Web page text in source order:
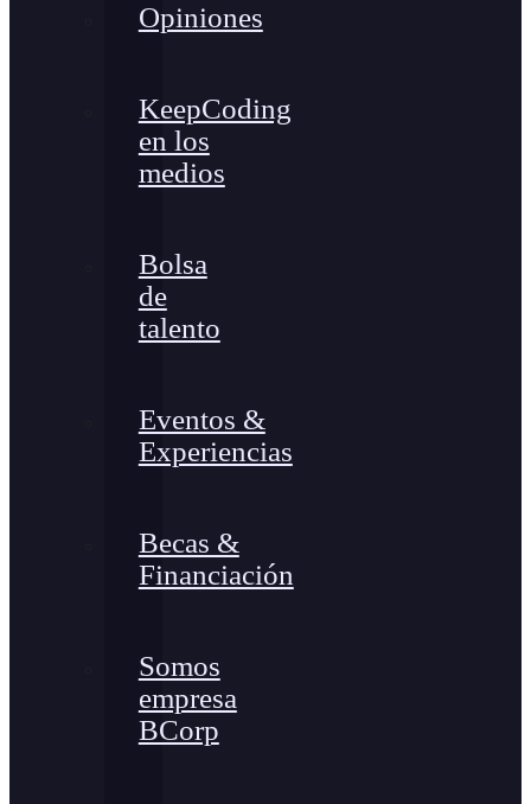
Opiniones
KeepCoding
en los
medios
Bolsa
de
talento
Eventos &
Experiencias
Becas &
Financiación
Somos
empresa
BCorp